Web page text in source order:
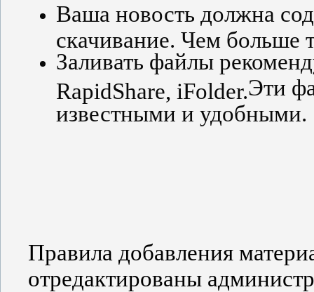
Ваша новость должна
скачивание. Чем больше
Заливать файлы
RapidShare, iFolder. Эти
известными и удобными.
Правила добавления
отредактированы